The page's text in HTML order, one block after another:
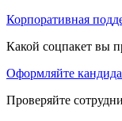
Корпоративная
Какой соцпакет вы
Оформляйте
Проверяйте